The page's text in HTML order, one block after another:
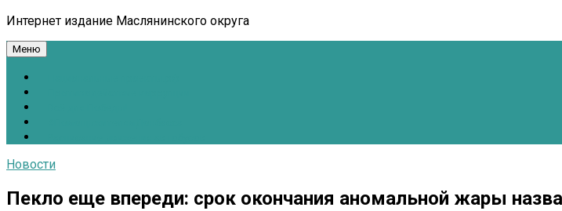
Интернет издание Маслянинского округа
Меню
Новости
Пекло еще впереди: срок окончания аномальной жары